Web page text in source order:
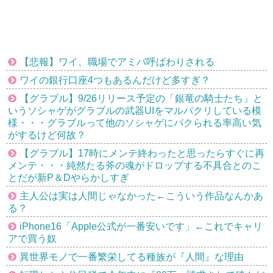
【悲報】ワイ、職場でアミバ呼ばわりされる
ワイの銀行口座4つもあるんだけど多すぎ？
【グラブル】9/26リリース予定の「銀竜の騎士たち」と
いうソシャゲがグラブルの武器UIをマルパクリしている模
様・・・グラブルって他のソシャゲにパクられる率高い気
がするけど何故？
【グラブル】17時にメンテ終わったと思ったらすぐに再
メンテ・・・純然たる斧の魂がドロップする不具合とのこ
とだが新P＆Dやらかしすぎ
主人公は実は人間じゃなかった←こういう作品なんかあ
る？
iPhone16「Apple公式が一番安いです」←これでキャリ
アで買う奴
異世界モノで一番繁栄してる種族が『人間』な理由